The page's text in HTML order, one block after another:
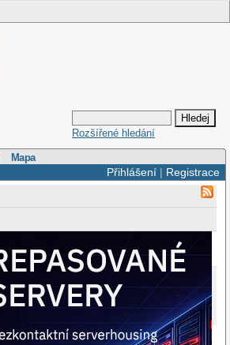
Rozšířené hledání
Mapa
Přihlášení| Registrace